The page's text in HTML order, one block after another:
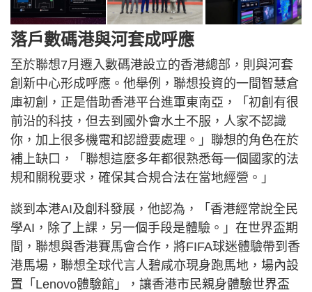
落戶數碼港與河套成呼應
至於聯想7月遷入數碼港設立的香港總部，則與河套
創新中心形成呼應。他舉例，聯想投資的一間智慧倉
庫初創，正是借助香港平台進軍東南亞，「初創有很
前沿的科技，但去到國外會水土不服，人家不認識
你，加上很多機電和認證要處理。」聯想的角色在於
補上缺口，「聯想這麼多年都很熟悉每一個國家的法
規和關稅要求，確保其合規合法在當地經營。」
談到本港AI及創科發展，他認為，「香港經常說全民
學AI，除了上課，另一個手段是體驗。」在世界盃期
間，聯想與香港賽馬會合作，將FIFA球迷體驗帶到香
港馬場，聯想全球代言人碧咸亦現身跑馬地，場內設
置「Lenovo體驗館」，讓香港市民親身體驗世界盃